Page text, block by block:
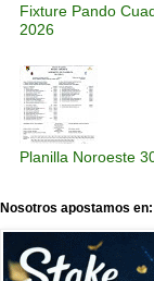
Fixture Pando
2026
Planilla Noroeste
Nosotros apostamos en: